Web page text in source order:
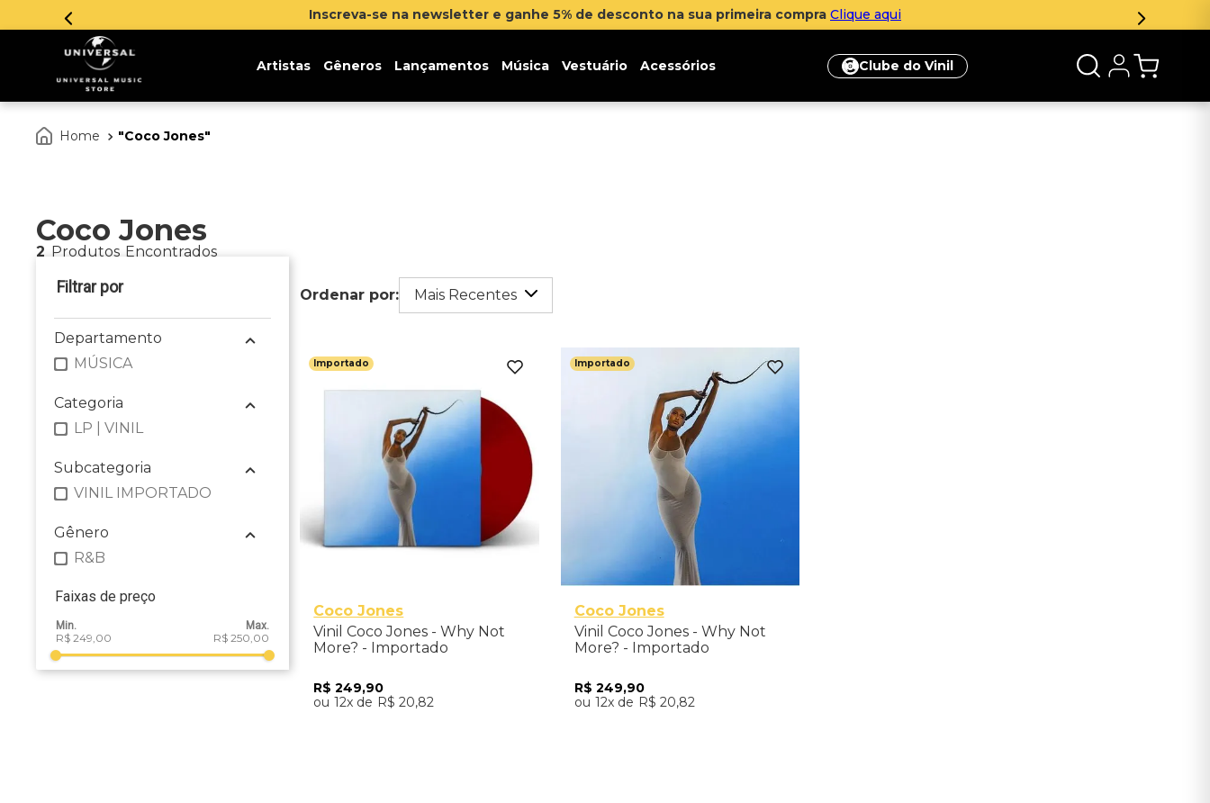
Inscreva-se na newsletter e ganhe 5% de desconto na sua primeira compra Clique aqui
Artistas Gêneros Lançamentos Música Vestuário Acessórios Clube do Vinil
Coco Jones
Coco Jones
2 Produtos
Departamento
MÚSICA
Categoria
LP | VINIL
Subcategoria
VINIL IMPORTADO
Gênero
R&B
Faixas de preço
R$ 249,00 R$ 250,00
Mais Recentes
Importado
Coco Jones
Vinil Coco Jones - Why Not
More? - Importado
R$ 249,90
12
R$ 20,82
Importado
Coco Jones
Vinil Coco Jones - Why Not
More? - Importado
R$ 249,90
12
R$ 20,82